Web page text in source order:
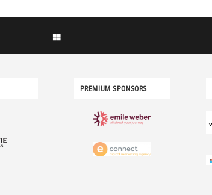
PREMIUM SPONSORS